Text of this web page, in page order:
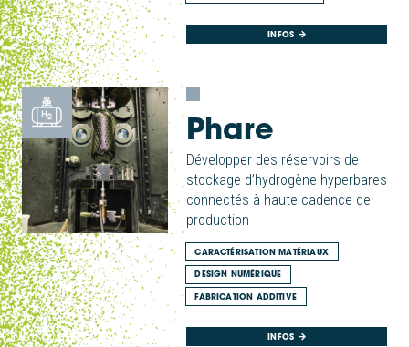
INFOS
Phare
Développer des réservoirs de
stockage d’hydrogène hyperbares
connectés à haute cadence de
production
CARACTÉRISATION MATÉRIAUX
DESIGN NUMÉRIQUE
FABRICATION ADDITIVE
INFOS